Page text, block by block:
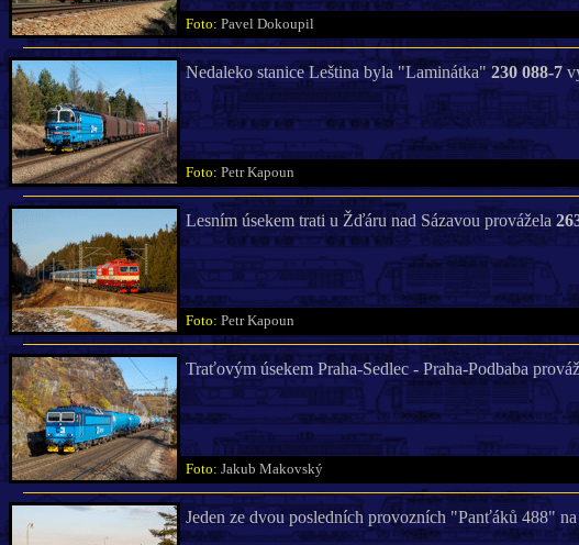
Foto: Pavel Dokoupil
Nedaleko stanice Leština byla "Laminátka" 230 088-7
Foto: Petr Kapoun
Lesním úsekem trati u Žďáru nad Sázavou provážela
Foto: Petr Kapoun
Traťovým úsekem Praha-Sedlec - Praha-Podbaba
Foto: Jakub Makovský
Jeden ze dvou posledních provozních "Panťáků 488"